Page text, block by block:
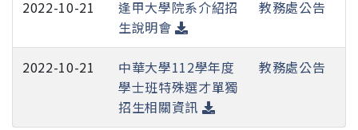
2022-10-21
逢甲大學院系介紹招
生說明會
教務處公告
2022-10-21
中華大學112學年度
學士班特殊選才單獨
招生相關資訊
教務處公告